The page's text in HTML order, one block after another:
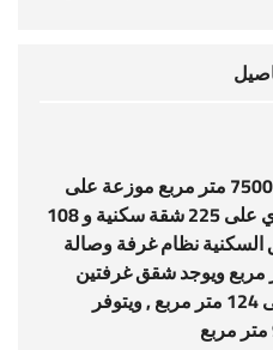
يضم المشروع مساحة قدرها 7500 متر مربع موزعة على
مجمعين بارتفاع 18 طابق تحوي على 225 شقة سكنية و 108
نظام غرفة وصالة
60 حتى 79 متر مربع ويوجد شقق غرفتين
وصالة (2+1) بمساحة 112 حتى 124 متر مربع , ويتوفر